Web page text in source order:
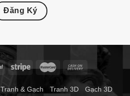
Đăng Ký
Tranh & Gạch Tranh 3D Gạch 3D